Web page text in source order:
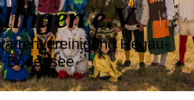
e.V.
Hegau-
Bodensee